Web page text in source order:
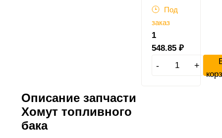
Под
заказ
1
548.85 ₽
- +
Описание запчасти
Хомут топливного
бака